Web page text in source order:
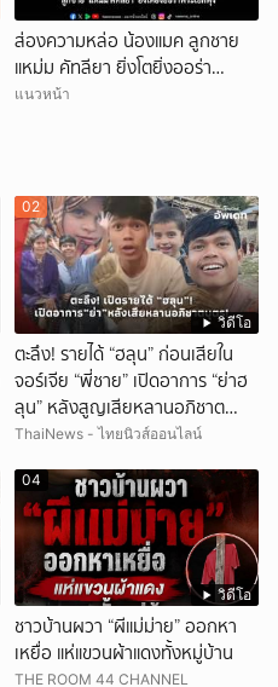
ส่องความหล่อ น้องแมค ลูกชาย
แหม่ม คัทลียา ยิ่งโตยิ่งออร่า
พระเอกพุ่ง
แนวหน้า
วิดีโอ
02
ตะลึง! รายได้ “ฮลุน” ก่อนเสียใน
จอร์เจีย “พี่ชาย” เปิดอาการ “ย่าฮ
ลุน” หลังสูญเสียหลานอภิชาต
บุตร!
ThaiNews - ไทยนิวส์ออนไลน์
วิดีโอ
04
ชาวบ้านผวา “ผีแม่ม่าย” ออกหา
เหยื่อ แห่แขวนผ้าแดงทั้งหมู่บ้าน
THE ROOM 44 CHANNEL